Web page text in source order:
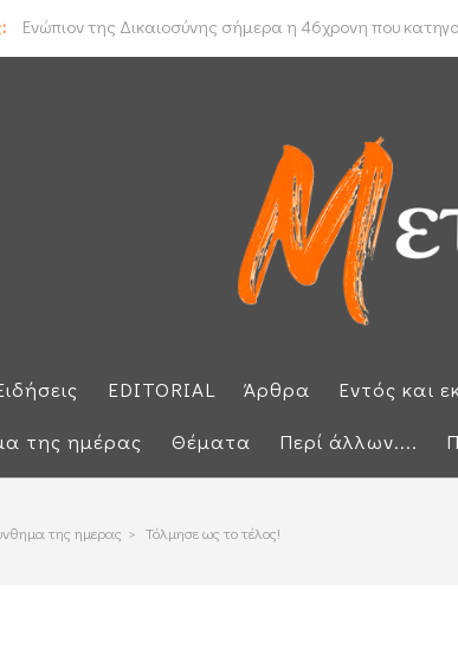
Ενώπιον της Δικαιοσύνης σήμερα η 46χρονη που
Ιράν και Ομάν συμφώνησαν για νέο δρομολόγιο πλοίων
EDITORIAL Άρθρα Εντός και
της ημέρας
Θέματα Περί άλλων....
της ημερας > Τόλμησε ως το τέλος!